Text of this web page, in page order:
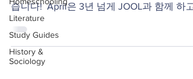
Literature
Study Guides
History &
Sociology
습니다! ​ April은 3년 넘게 JOOL과 함께 하고
있는 학생인데요. 폴리매스, 역사사회학, 영
학 과정을 꾸준히 수강하고 있답니다. ​ 그리
고...